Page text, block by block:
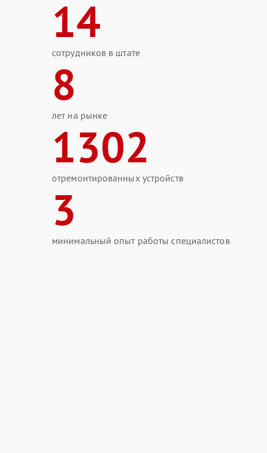
14
сотрудников в штате
8
лет на рынке
1302
отремонтированных устройств
3
минимальный опыт работы специалистов